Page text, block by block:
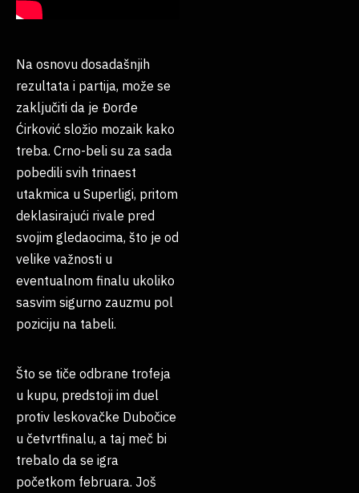
Na osnovu dosadašnjih
rezultata i partija, može se
zaključiti da je Đorđe
Ćirković složio mozaik kako
treba. Crno-beli su za sada
pobedili svih trinaest
utakmica u Superligi, pritom
deklasirajući rivale pred
svojim gledaocima, što je od
velike važnosti u
eventualnom finalu ukoliko
sasvim sigurno zauzmu pol
poziciju na tabeli.
Što se tiče odbrane trofeja
u kupu, predstoji im duel
protiv leskovačke Dubočice
u četvrtfinalu, a taj meč bi
trebalo da se igra
početkom februara. Još